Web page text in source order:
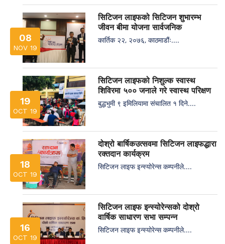
08
NOV 19
सिटिजन लाइफको सिटिजन शुभारम्भ
जीवन बीमा योजना सार्वजनिक
कार्तिक २२, २०७६, काठमाडौंः....
19
OCT 19
सिटिजन लाइफको निशुल्क स्वास्थ
शिविरमा ५०० जनाले गरे स्वास्थ परिक्षण
बुद्धभुमी ९ इमिलियामा संचालित १ दिने....
18
OCT 19
दोश्रो बार्षिकउत्सवमा सिटिजन लाइफद्धारा
रक्तदान कार्यक्रम
सिटिजन लाइफ इन्स्योरेन्स कम्पनीले....
16
OCT 19
सिटिजन लाइफ इन्स्योरेन्सको दोश्रो
वार्षिक साधारण सभा सम्पन्न
सिटिजन लाइफ इन्स्योरेन्स कम्पनीले....